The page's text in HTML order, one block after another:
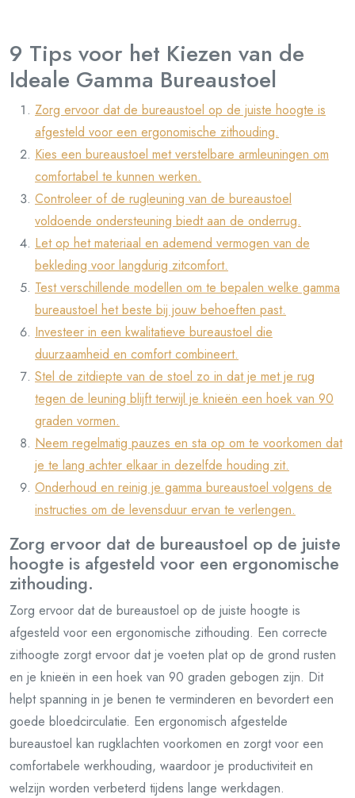
9 Tips voor het Kiezen van de
Ideale Gamma Bureaustoel
Zorg ervoor dat de bureaustoel op de juiste hoogte is
afgesteld voor een ergonomische zithouding.
Kies een bureaustoel met verstelbare armleuningen om
comfortabel te kunnen werken.
Controleer of de rugleuning van de bureaustoel
voldoende ondersteuning biedt aan de onderrug.
Let op het materiaal en ademend vermogen van de
bekleding voor langdurig zitcomfort.
Test verschillende modellen om te bepalen welke gamma
bureaustoel het beste bij jouw behoeften past.
Investeer in een kwalitatieve bureaustoel die
duurzaamheid en comfort combineert.
Stel de zitdiepte van de stoel zo in dat je met je rug
tegen de leuning blijft terwijl je knieën een hoek van 90
graden vormen.
Neem regelmatig pauzes en sta op om te voorkomen dat
je te lang achter elkaar in dezelfde houding zit.
Onderhoud en reinig je gamma bureaustoel volgens de
instructies om de levensduur ervan te verlengen.
Zorg ervoor dat de bureaustoel op de juiste
hoogte is afgesteld voor een ergonomische
zithouding.
Zorg ervoor dat de bureaustoel op de juiste hoogte is
afgesteld voor een ergonomische zithouding. Een correcte
zithoogte zorgt ervoor dat je voeten plat op de grond rusten
en je knieën in een hoek van 90 graden gebogen zijn. Dit
helpt spanning in je benen te verminderen en bevordert een
goede bloedcirculatie. Een ergonomisch afgestelde
bureaustoel kan rugklachten voorkomen en zorgt voor een
comfortabele werkhouding, waardoor je productiviteit en
welzijn worden verbeterd tijdens lange werkdagen.